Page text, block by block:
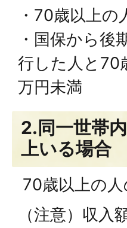
・70歳以上
・国保から後
行した人と70
万円未満
2.同一世帯
上いる場合
70歳以上の
（注意）収